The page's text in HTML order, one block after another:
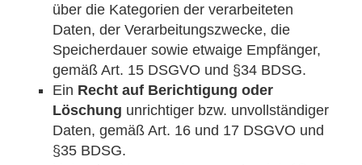
über die Kategorien der verarbeiteten
Daten, der Verarbeitungszwecke, die
Speicherdauer sowie etwaige Empfänger,
gemäß Art. 15 DSGVO und §34 BDSG.
Ein Recht auf Berichtigung oder
Löschung unrichtiger bzw. unvollständiger
Daten, gemäß Art. 16 und 17 DSGVO und
§35 BDSG.